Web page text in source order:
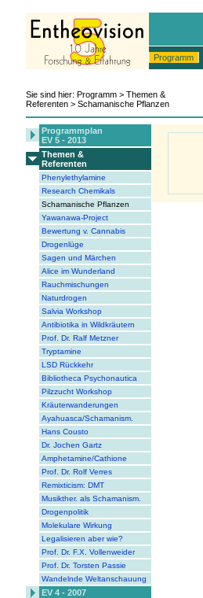
Programm
Sie sind hier: Programm > Themen &
Referenten > Schamanische Pflanzen
Programmplan
EV 5 - 2013
Themen &
Referenten
Phenylethylamine
Research Chemikals
Schamanische Pflanzen
Yawanawa-Project
Bewertung v. Cannabis
Drogenlüge
Sagen und Märchen
Alice im Wunderland
Rauchmischungen
Naturdrogen
Salvia Workshop
Antibiotika in Wildkräutern
Prof. Dr. Ralf Metzner
Tryptamine
LSD Rückkehr
Bibliotheca Psychonautica
Pilzzucht Workshop
Kräuterwanderungen
Ayahuasca/Schamanism.
Hans Cousto
Dr. Jochen Gartz
Amphetamine/Cathione
Prof. Dr. Rolf Verres
Remixticism: DMT
Musikther. als Schamanism.
Drogenpolitik
Molekulare Wirkung
Legalisieren aber wie?
Prof. Dr. F.X. Vollenweider
Prof. Dr. Torsten Passie
Wandelnde Weltanschauung
EV 4 - 2007